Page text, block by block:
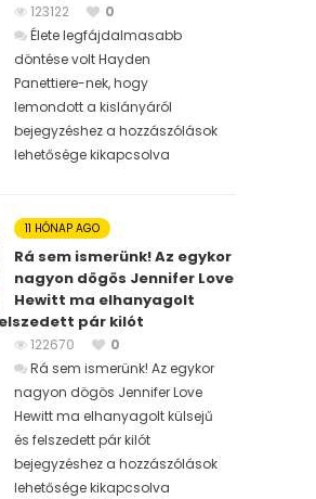
123122
0
Élete legfájdalmasabb
döntése volt Hayden
Panettiere-nek, hogy
lemondott a kislányáról
bejegyzéshez a hozzászólások
lehetősége kikapcsolva
11 HÓNAP AGO
Rá sem ismerünk! Az egykor
nagyon dögös Jennifer Love
Hewitt ma elhanyagolt
pár kilót
122670
0
Rá sem ismerünk! Az egykor
nagyon dögös Jennifer Love
Hewitt ma elhanyagolt külsejű
és felszedett pár kilót
bejegyzéshez a hozzászólások
lehetősége kikapcsolva